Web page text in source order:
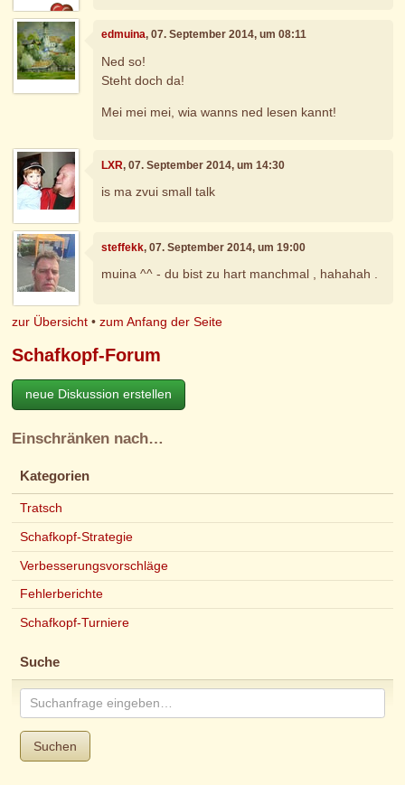
edmuina, 07. September 2014, um 08:11
Ned so!
Steht doch da!
Mei mei mei, wia wanns ned lesen kannt!
LXR, 07. September 2014, um 14:30
is ma zvui small talk
steffekk, 07. September 2014, um 19:00
muina ^^ - du bist zu hart manchmal , hahahah .
zur Übersicht •zum Anfang der Seite
Schafkopf-Forum
neue Diskussion erstellen
Einschränken nach…
Kategorien
Tratsch
Schafkopf-Strategie
Verbesserungsvorschläge
Fehlerberichte
Schafkopf-Turniere
Suche
Suchen